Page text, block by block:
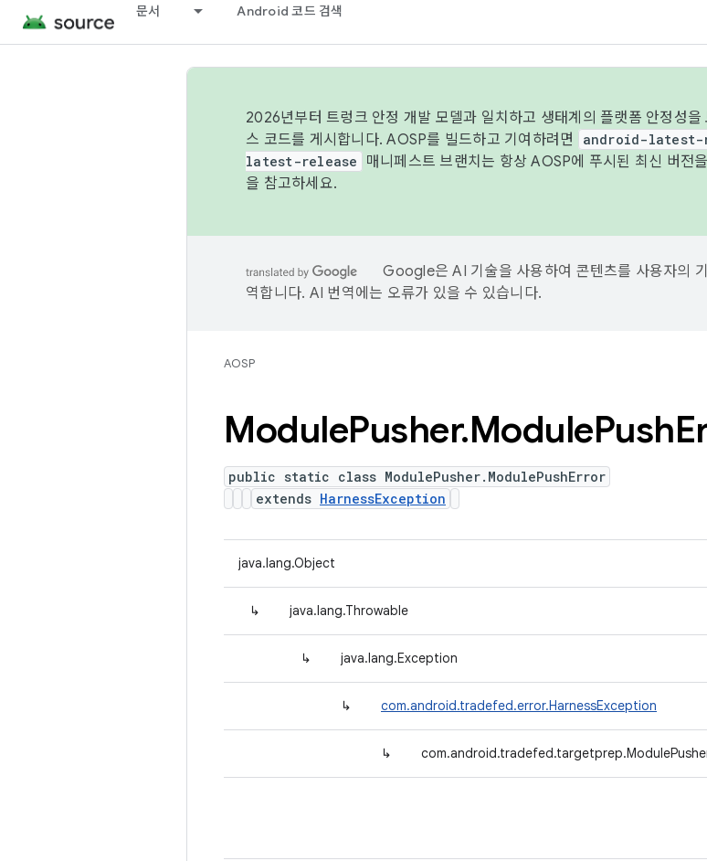
문서 Android 코드 검색
2026년부터 트렁크 안정 개발 모델과 일치하고 생태계의 플랫폼 안정성
스 코드를 게시합니다. AOSP를 빌드하고 기여하려면
android-latest-
latest-release
매니페스트 브랜치는 항상 AOSP에 푸시된 최신 버전
을 참고하세요.
Google은 AI 기술을 사용하여 콘텐츠를 사용자의
역합니다. AI 번역에는 오류가 있을 수 있습니다.
AOSP
ModulePusher.ModulePush
public static class ModulePusher.ModulePushError
extends HarnessException
java.lang.Object
↳ java.lang.Throwable
↳ java.lang.Exception
↳ com.android.tradefed.error.HarnessException
↳